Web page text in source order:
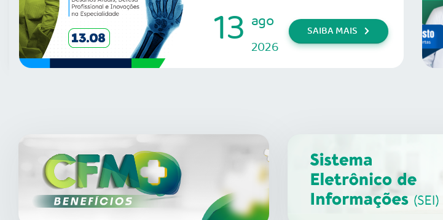
13 ago
2026
SAIBA MAIS